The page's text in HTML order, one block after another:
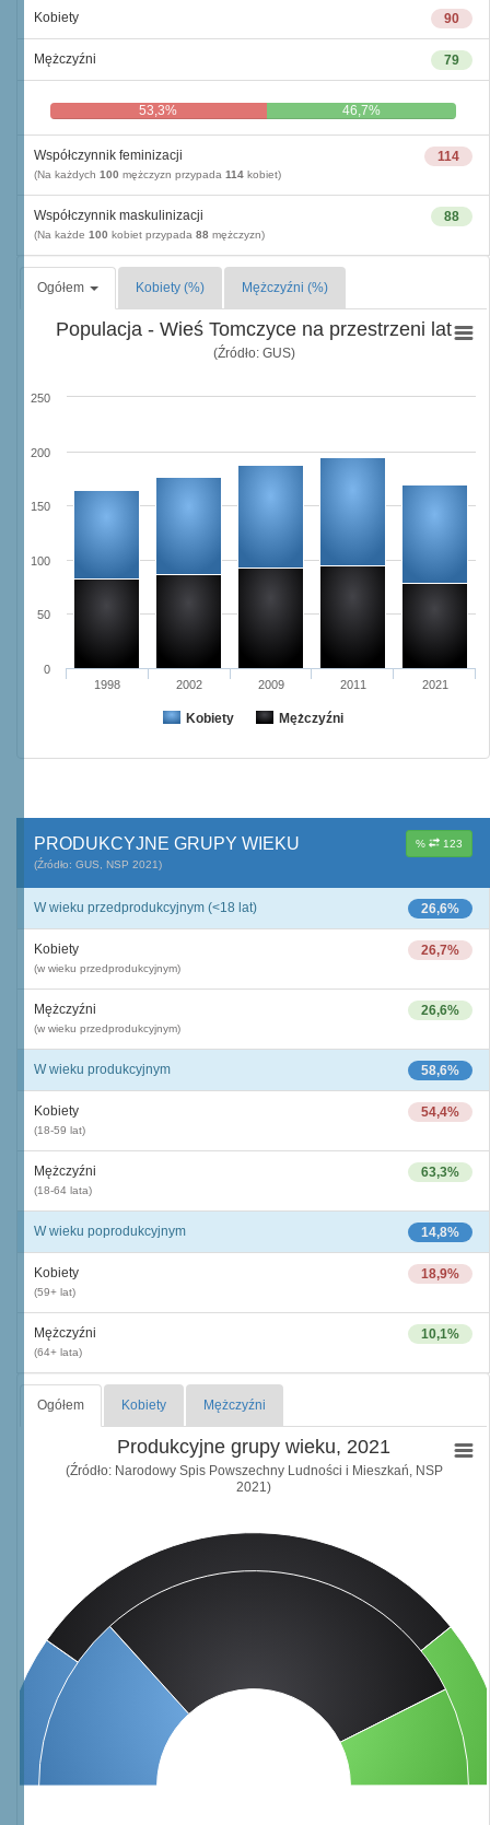
90
Kobiety
79
Mężczyźni
53,3% 46,7%
114
Współczynnik feminizacji
(Na każdych 100 mężczyzn przypada 114 kobiet)
88
Współczynnik maskulinizacji
(Na każde 100 kobiet przypada 88 mężczyzn)
Ogółem Kobiety (%) Mężczyźni (%)
Populacja - Wieś Tomczyce na przestrzeni lat
(Źródło: GUS)
Kobiety Mężczyźni
1998 2002 2009 2011 2021
0
50
100
150
200
250
% 123
PRODUKCYJNE GRUPY WIEKU
(Źródło: GUS, NSP 2021)
26,6%
W wieku przedprodukcyjnym (<18 lat)
26,7%
Kobiety
(w wieku przedprodukcyjnym)
26,6%
Mężczyźni
(w wieku przedprodukcyjnym)
58,6%
W wieku produkcyjnym
54,4%
Kobiety
(18-59 lat)
63,3%
Mężczyźni
(18-64 lata)
14,8%
W wieku poprodukcyjnym
18,9%
Kobiety
(59+ lat)
10,1%
Mężczyźni
(64+ lata)
Ogółem Kobiety Mężczyźni
Produkcyjne grupy wieku, 2021
(Źródło: Narodowy Spis Powszechny Ludności i Mieszkań, NSP
2021)